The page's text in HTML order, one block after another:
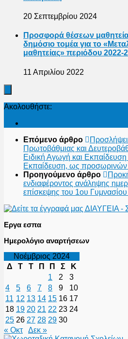
20 Σεπτεμβρίου 2024
Προσφορά θέσεων
δημόσιο τομέα για το
μαθητείας» περιόδου 2022-
11 Απριλίου 2022
Ακολουθήστε:
Επόμενο άρθρο
Πρωτοβάθμιας και
Ειδική Αγωγή και
Εκπαίδευση, ως
Προηγούμενο άρθρο
ενδιαφέροντος ανάληψης
επίσκεψης του 1ου
Εργα εσπα
Ημερολόγιο αναρτήσεων
Νοέμβριος 2024
Δ
Τ Τ Π Π Σ
Κ
1
2
3
4
5 6 7 8 9
10
11 12 13 14 15 16 17
18 19 20 21 22 23 24
25 26 27 28 29 30
« Οκτ
Δεκ »